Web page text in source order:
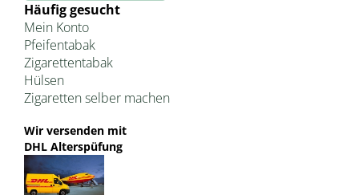
Häufig gesucht
Mein Konto
Pfeifentabak
Zigarettentabak
Hülsen
Zigaretten selber machen
Wir versenden mit
DHL Alterspüfung